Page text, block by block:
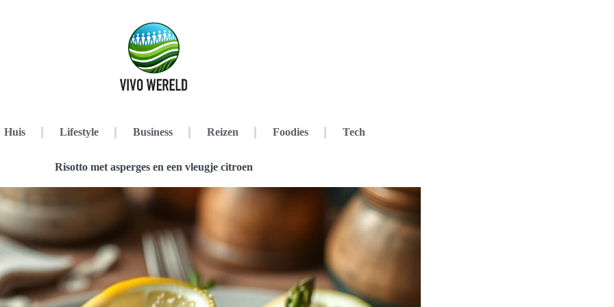
Huis Lifestyle Business Reizen Foodies Tech
Risotto met asperges en een vleugje citroen